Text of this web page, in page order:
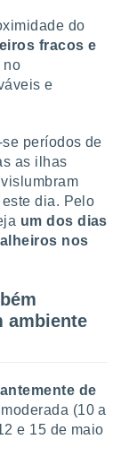
do
fracos e
no
e
períodos de
as ilhas
dia. Pelo
um dos dias
nos
ambiente
de
(10 a
e 15 de maio